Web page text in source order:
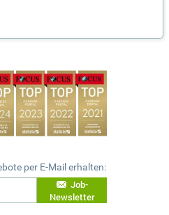
per E-Mail erhalten:
Job-
Newsletter